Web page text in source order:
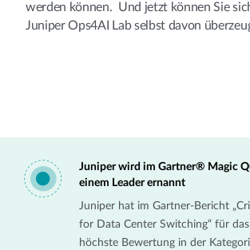
werden können.​ Und jetzt können Sie
Juniper Ops4AI Lab selbst davon
Juniper wird im Gartner® Magic
einem Leader ernannt
Juniper hat im Gartner-Bericht
for Data Center Switching“ für
höchste Bewertung in der